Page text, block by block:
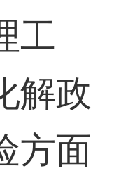
工
解政
方面